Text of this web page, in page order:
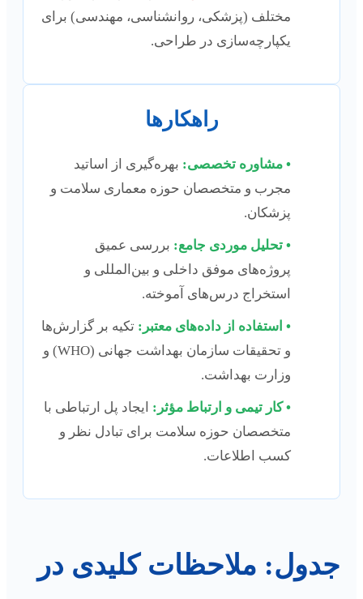
مختلف (پزشکی، روانشناسی، مهندسی) برای
یکپارچه‌سازی در طراحی.
راهکارها
• مشاوره تخصصی: بهره‌گیری از اساتید
مجرب و متخصصان حوزه معماری سلامت و
پزشکان.
• تحلیل موردی جامع: بررسی عمیق
پروژه‌های موفق داخلی و بین‌المللی و
استخراج درس‌های آموخته.
• استفاده از داده‌های معتبر: تکیه بر گزارش‌ها
و تحقیقات سازمان بهداشت جهانی (WHO) و
وزارت بهداشت.
• کار تیمی و ارتباط مؤثر: ایجاد پل ارتباطی با
متخصصان حوزه سلامت برای تبادل نظر و
کسب اطلاعات.
جدول: ملاحظات کلیدی در